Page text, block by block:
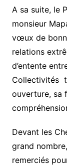
A sa suite, le
monsieur
vœux de
relations
d’entente
Collectivités
ouverture, sa
Devant les
grand
remerciés